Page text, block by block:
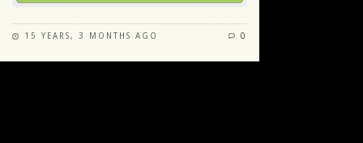
15 YEARS, 3 MONTHS AGO 0